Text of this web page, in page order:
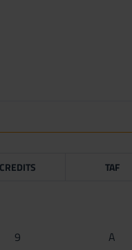
semester
CREDITS TAF
9 A